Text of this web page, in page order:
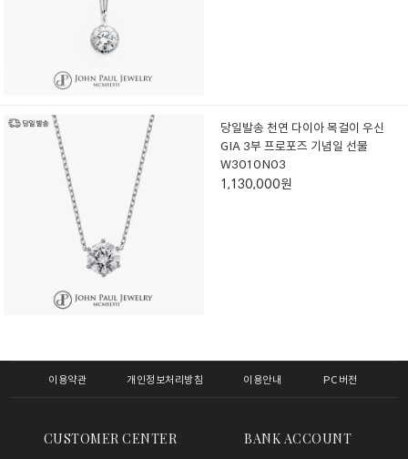
당일발송 천연 다이아 목걸이 우신
GIA 3부 프로포즈 기념일 선물
W3010N03
1,130,000원
이용약관 개인정보처리방침 이용안내 PC버전
CUSTOMER CENTER BANK ACCOUNT